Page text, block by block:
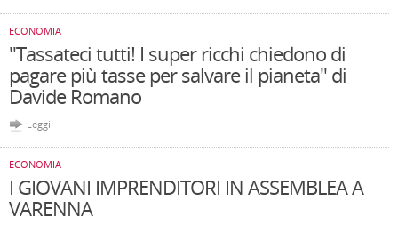
ECONOMIA
"Tassateci tutti! I super ricchi chiedono di
pagare più tasse per salvare il pianeta" di
Davide Romano
Leggi
ECONOMIA
I GIOVANI IMPRENDITORI IN ASSEMBLEA A
VARENNA